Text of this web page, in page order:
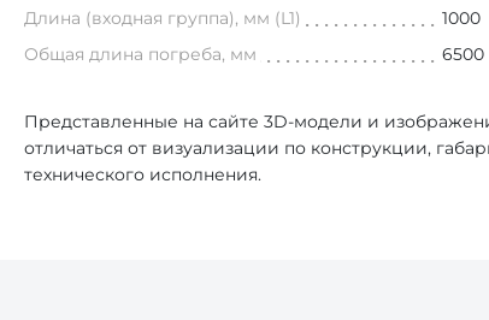
Длина (входная группа), мм (L1)
1000
Общая длина погреба, мм
6500
Представленные на сайте 3D-модели и
отличаться от визуализации по конструкции,
технического исполнения.